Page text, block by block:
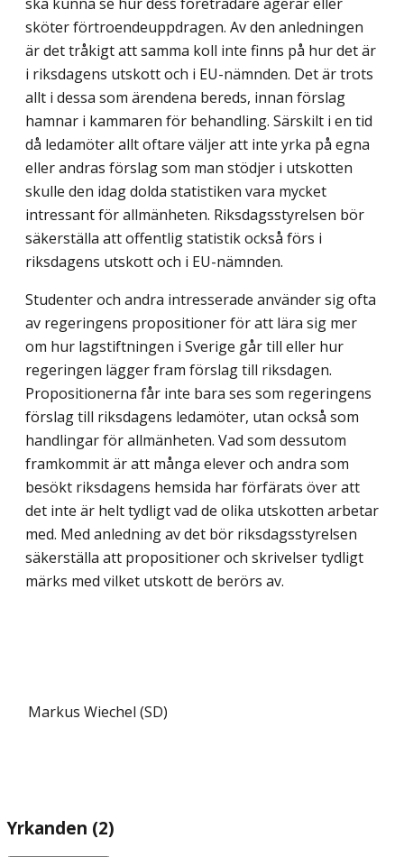
sköter förtroendeuppdragen. Av den anledningen
är det tråkigt att samma koll inte finns på hur det är
i riksdagens utskott och i EU-nämnden. Det är trots
allt i dessa som ärendena bereds, innan förslag
hamnar i kammaren för behandling. Särskilt i en tid
då ledamöter allt oftare väljer att inte yrka på egna
eller andras förslag som man stödjer i utskotten
skulle den idag dolda statistiken vara mycket
intressant för allmänheten. Riksdagsstyrelsen bör
säkerställa att offentlig statistik också förs i
riksdagens utskott och i EU-nämnden.
Studenter och andra intresserade använder sig ofta
av regeringens propositioner för att lära sig mer
om hur lagstiftningen i Sverige går till eller hur
regeringen lägger fram förslag till riksdagen.
Propositionerna får inte bara ses som regeringens
förslag till riksdagens ledamöter, utan också som
handlingar för allmänheten. Vad som dessutom
framkommit är att många elever och andra som
besökt riksdagens hemsida har förfärats över att
det inte är helt tydligt vad de olika utskotten arbetar
med. Med anledning av det bör riksdagsstyrelsen
säkerställa att propositioner och skrivelser tydligt
märks med vilket utskott de berörs av.
Markus Wiechel (SD)
Yrkanden (2)